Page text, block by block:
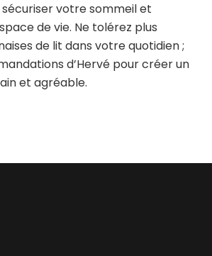
votre sommeil et
de vie. Ne tolérez plus
de lit dans votre quotidien ;
d’Hervé pour créer un
et agréable.